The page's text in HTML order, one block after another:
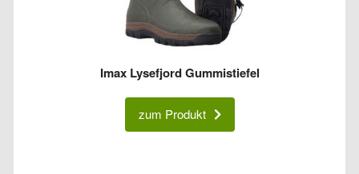
Imax Lysefjord Gummistiefel
zum Produkt